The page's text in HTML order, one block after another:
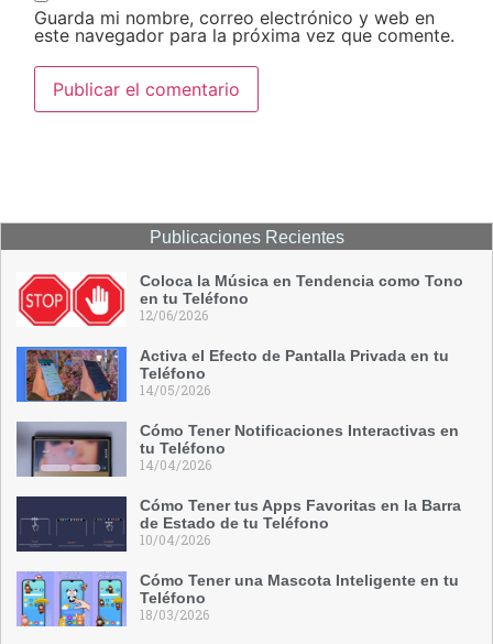
Guarda mi nombre, correo electrónico y web en
este navegador para la próxima vez que comente.
Publicaciones Recientes
Coloca la Música en Tendencia como Tono
en tu Teléfono
12/06/2026
Activa el Efecto de Pantalla Privada en tu
Teléfono
14/05/2026
Cómo Tener Notificaciones Interactivas en
tu Teléfono
14/04/2026
Cómo Tener tus Apps Favoritas en la Barra
de Estado de tu Teléfono
10/04/2026
Cómo Tener una Mascota Inteligente en tu
Teléfono
18/03/2026